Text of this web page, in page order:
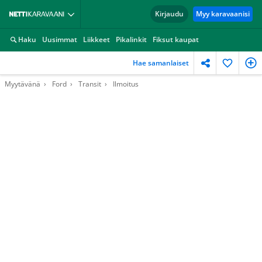
Kirjaudu Myy karavaanisi
Haku Uusimmat Liikkeet Pikalinkit Fiksut kaupat
Hae samanlaiset
Myytävänä Ford Transit Ilmoitus